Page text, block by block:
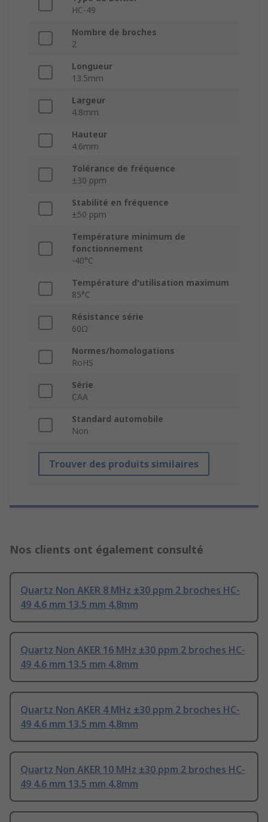
HC-49
Nombre de broches
2
Longueur
13.5mm
Largeur
4.8mm
Hauteur
4.6mm
Tolérance de fréquence
±30 ppm
Stabilité en fréquence
±50 ppm
Température minimum de
fonctionnement
-40°C
Température d'utilisation maximum
85°C
Résistance série
60Ω
Normes/homologations
RoHS
Série
CAA
Standard automobile
Non
Trouver des produits similaires
Nos clients ont également consulté
Quartz Non AKER 8 MHz ±30 ppm 2 broches HC-
49 4.6 mm 13.5 mm 4.8mm
Quartz Non AKER 16 MHz ±30 ppm 2 broches HC-
49 4.6 mm 13.5 mm 4.8mm
Quartz Non AKER 4 MHz ±30 ppm 2 broches HC-
49 4.6 mm 13.5 mm 4.8mm
Quartz Non AKER 10 MHz ±30 ppm 2 broches HC-
49 4.6 mm 13.5 mm 4.8mm